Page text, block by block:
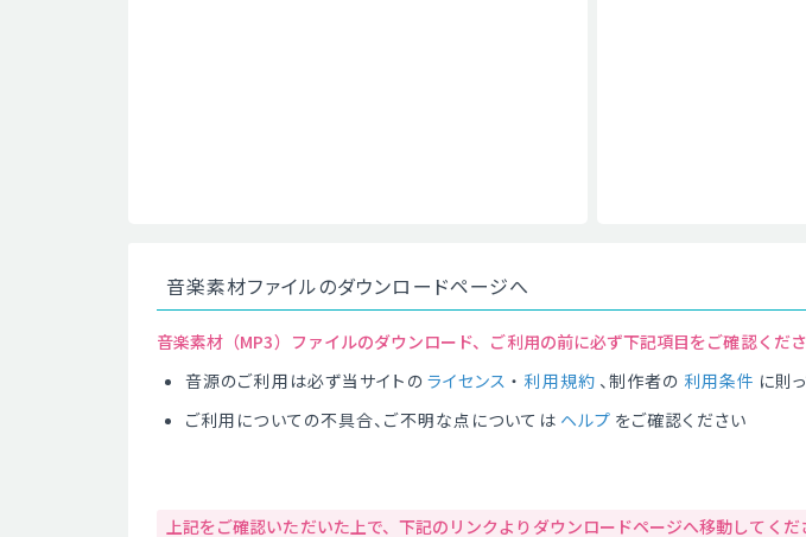
音楽素材ファイルのダウンロードページへ
音楽素材（MP3）ファイルのダウンロード、ご利用の前に必ず下記項目をご確認くださ
音源のご利用は必ず当サイトの ライセンス ・ 利用規約 、制作者の 利用条件 に則
ご利用についての不具合、ご不明な点については ヘルプ をご確認ください
上記をご確認いただいた上で、下記のリンクよりダウンロードページへ移動してくだ